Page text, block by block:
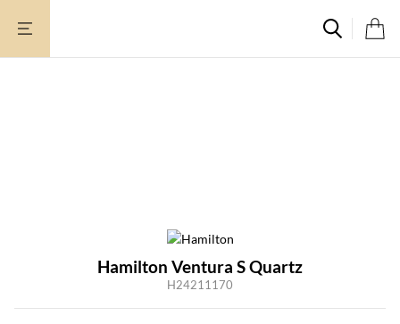
Hamilton Ventura S Quartz
H24211170